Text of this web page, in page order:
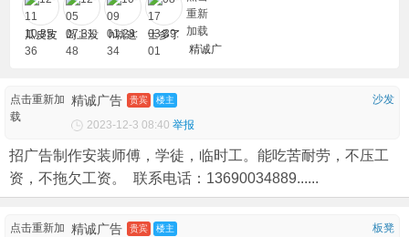
瓜皮皮
皮
岛上没
人
h就这
样啊
士多了
重新
加载
精诚广
点击重新加
载
精诚广告 贵宾 楼主
沙发
2023-12-3 08:40 举报
招广告制作安装师傅，学徒，临时工。能吃苦耐劳，不压工
资，不拖欠工资。 联系电话：13690034889......
点击重新加 精诚广告 贵宾 楼主
板凳